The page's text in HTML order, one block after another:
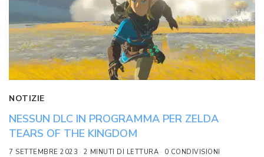
NOTIZIE
NESSUN DLC IN PROGRAMMA PER ZELDA
TEARS OF THE KINGDOM
7 SETTEMBRE 2023 2 MINUTI DI LETTURA 0 CONDIVISIONI